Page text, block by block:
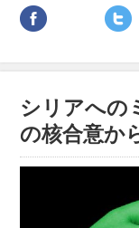
シリアへの
の核合意か